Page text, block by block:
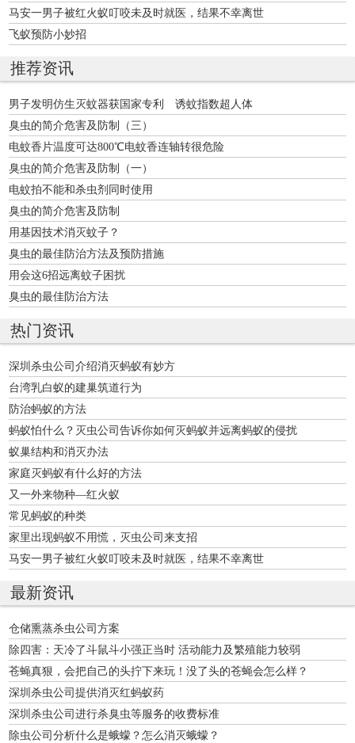
马安一男子被红火蚁叮咬未及时就医，结果不幸离世
飞蚁预防小妙招
推荐资讯
男子发明仿生灭蚊器获国家专利 诱蚊指数超人体
臭虫的简介危害及防制（三）
电蚊香片温度可达800℃电蚊香连轴转很危险
臭虫的简介危害及防制（一）
电蚊拍不能和杀虫剂同时使用
臭虫的简介危害及防制
用基因技术消灭蚊子？
臭虫的最佳防治方法及预防措施
用会这6招远离蚊子困扰
臭虫的最佳防治方法
热门资讯
深圳杀虫公司介绍消灭蚂蚁有妙方
台湾乳白蚁的建巢筑道行为
防治蚂蚁的方法
蚂蚁怕什么？灭虫公司告诉你如何灭蚂蚁并远离蚂蚁的侵扰
蚁巢结构和消灭办法
家庭灭蚂蚁有什么好的方法
又一外来物种—红火蚁
常见蚂蚁的种类
家里出现蚂蚁不用慌，灭虫公司来支招
马安一男子被红火蚁叮咬未及时就医，结果不幸离世
最新资讯
仓储熏蒸杀虫公司方案
除四害：天冷了斗鼠斗小强正当时 活动能力及繁殖能力较弱
苍蝇真狠，会把自己的头拧下来玩！没了头的苍蝇会怎么样？
深圳杀虫公司提供消灭红蚂蚁药
深圳杀虫公司进行杀臭虫等服务的收费标准
除虫公司分析什么是蛾蠓？怎么消灭蛾蠓？